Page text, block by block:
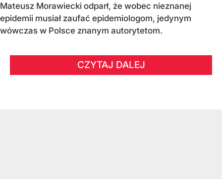
Mateusz Morawiecki odparł, że wobec nieznanej
epidemii musiał zaufać epidemiologom, jedynym
wówczas w Polsce znanym autorytetom.
CZYTAJ DALEJ